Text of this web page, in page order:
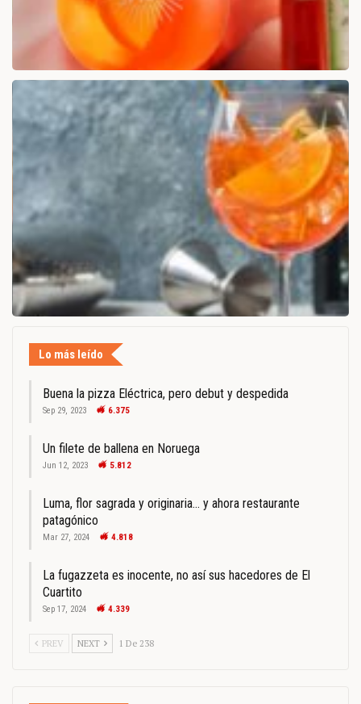
Lo más leído
Buena la pizza Eléctrica, pero debut y despedida
Sep 29, 2023 6.375
Un filete de ballena en Noruega
Jun 12, 2023 5.812
Luma, flor sagrada y originaria… y ahora restaurante
patagónico
Mar 27, 2024 4.818
La fugazzeta es inocente, no así sus hacedores de El
Cuartito
Sep 17, 2024 4.339
PREV NEXT 1 De 238